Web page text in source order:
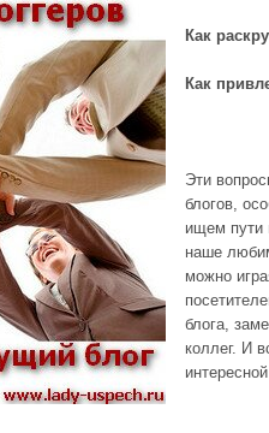
Как
Как
Эти
блогов,
ищем пути
наше
можно
блога,
коллег. И